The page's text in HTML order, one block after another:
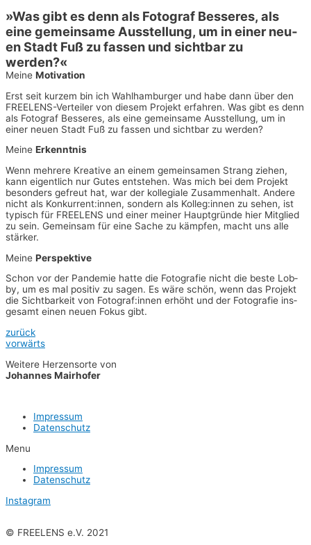
»Was gibt es denn als Foto­graf Bes­se­res, als
eine gemein­sa­me Aus­stel­lung, um in einer neu­
en Stadt Fuß zu fas­sen und sicht­bar zu
werden?«
Mei­ne Motivation
Erst seit kur­zem bin ich Wahl­ham­bur­ger und habe dann über den
FRE­E­LENS-Ver­tei­ler von die­sem Pro­jekt erfah­ren. Was gibt es denn
als Foto­graf Bes­se­res, als eine gemein­sa­me Aus­stel­lung, um in
einer neu­en Stadt Fuß zu fas­sen und sicht­bar zu werden?
Mei­ne Erkenntnis
Wenn meh­re­re Krea­ti­ve an einem gemein­sa­men Strang zie­hen,
kann eigent­lich nur Gutes ent­ste­hen. Was mich bei dem Pro­jekt
beson­ders gefreut hat, war der kol­le­gia­le Zusam­men­halt. Ande­re
nicht als Konkurrent:innen, son­dern als Kolleg:innen zu sehen, ist
typisch für FRE­E­LENS und einer mei­ner Haupt­grün­de hier Mit­glied
zu sein. Gemein­sam für eine Sache zu kämp­fen, macht uns alle
stärker.
Mei­ne Perspektive
Schon vor der Pan­de­mie hat­te die Foto­gra­fie nicht die bes­te Lob­
by, um es mal posi­tiv zu sagen. Es wäre schön, wenn das Pro­jekt
die Sicht­bar­keit von Fotograf:innen erhöht und der Foto­gra­fie ins­
ge­samt einen neu­en Fokus gibt.
zurück
vor­wärts
Wei­te­re Her­zens­or­te von
Johan­nes Mairhofer
Impres­sum
Daten­schutz
Menu
Impres­sum
Daten­schutz
Instagram
© FREELENS e.V. 2021